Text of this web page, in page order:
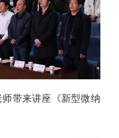
带来讲座《新型微纳